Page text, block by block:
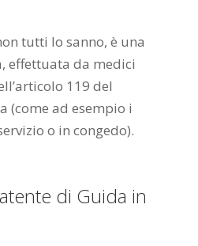
tutti lo sanno, è una
effettuata da medici
119 del
(come ad esempio i
o in congedo).
di Guida in